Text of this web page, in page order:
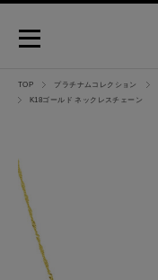
TOP プラチナムコレクション
K18ゴールド ネックレスチェーン